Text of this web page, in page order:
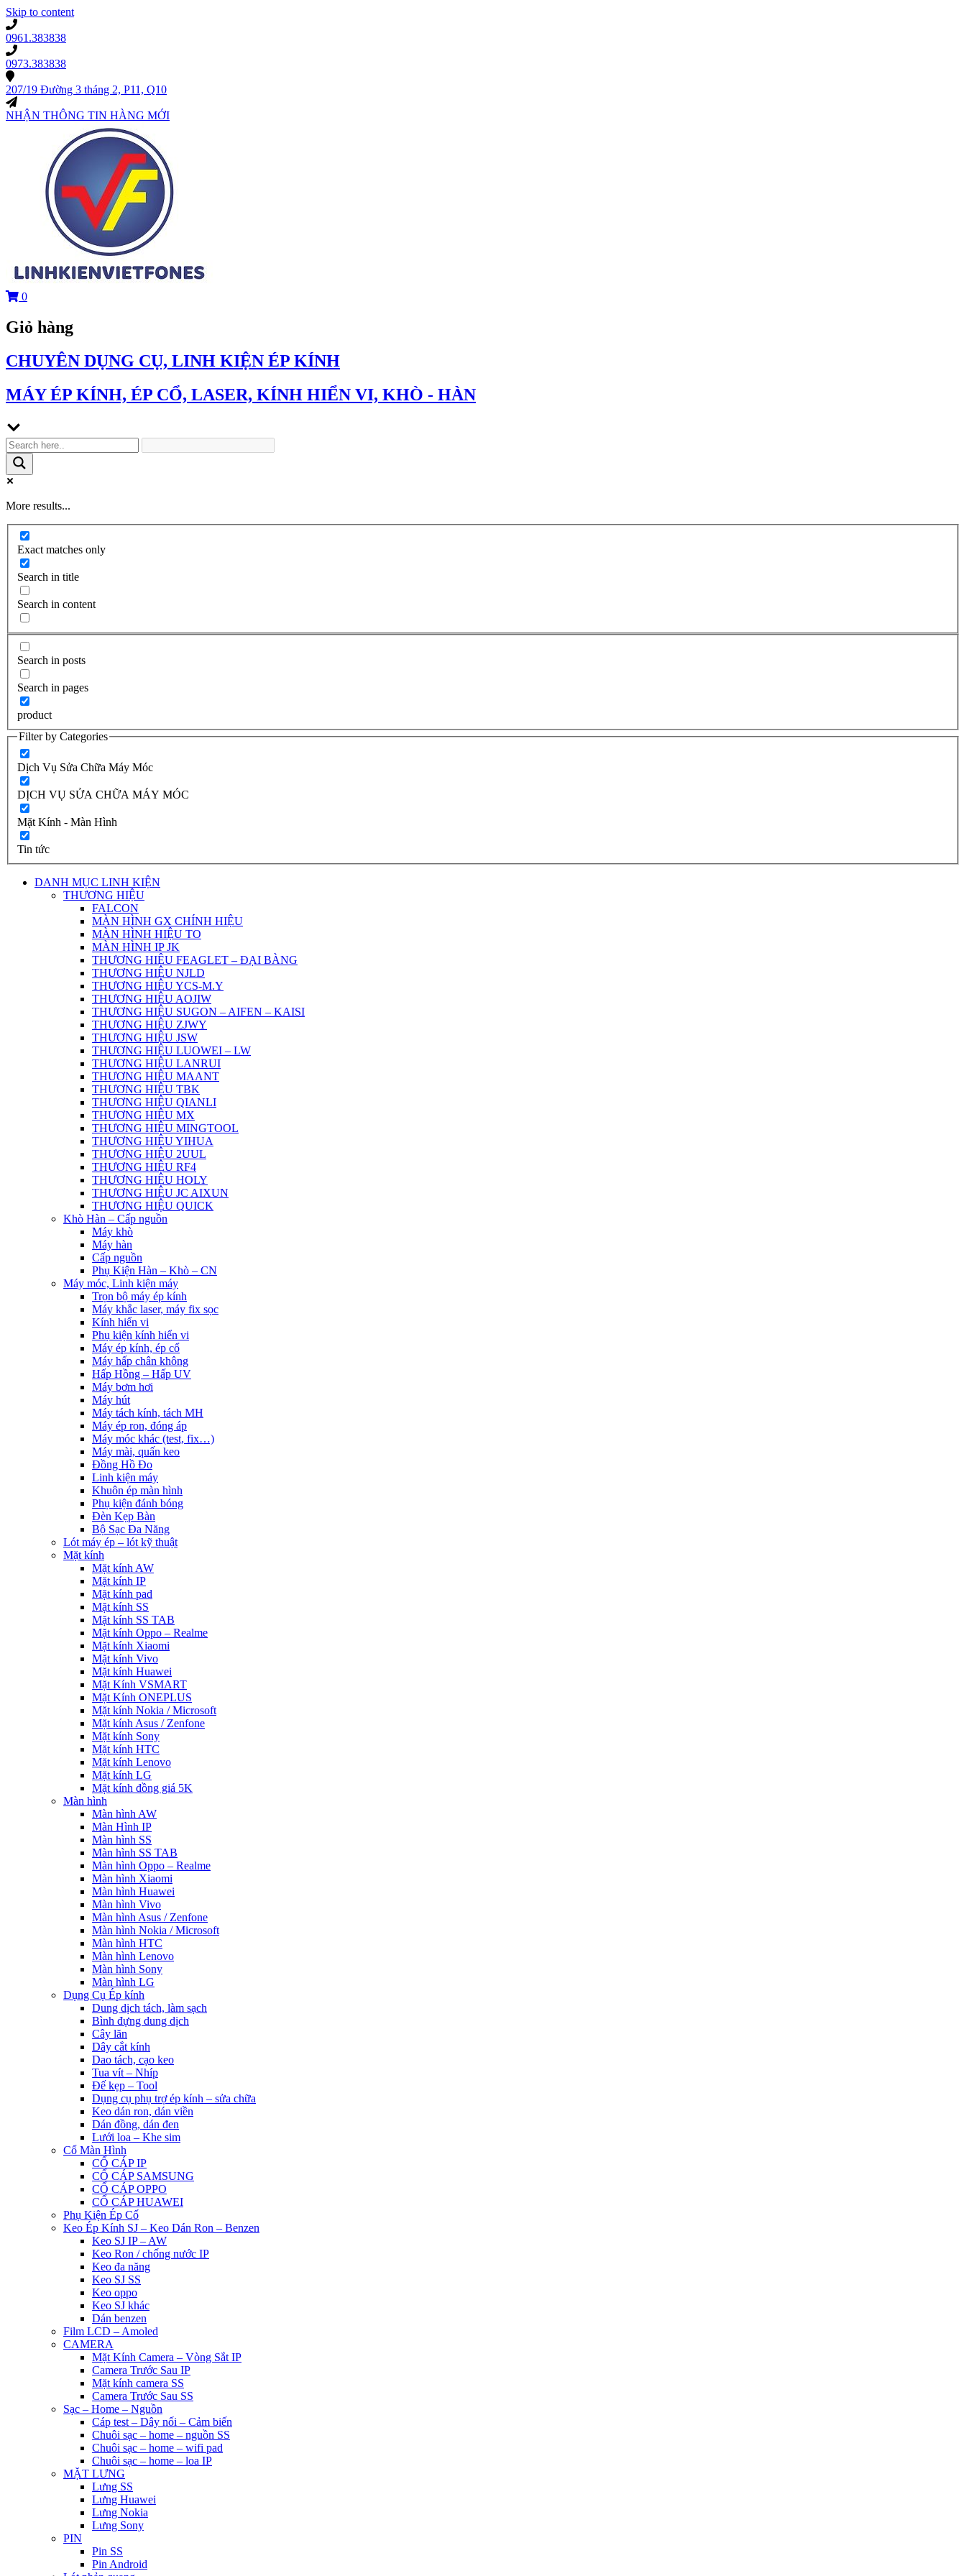
Skip to content
0961.383838
0973.383838
207/19 Đường 3 tháng 2, P11, Q10
NHẬN THÔNG TIN HÀNG MỚI
0
Giỏ hàng
CHUYÊN DỤNG CỤ, LINH KIỆN ÉP KÍNH
MÁY ÉP KÍNH, ÉP CỔ, LASER, KÍNH HIỂN VI, KHÒ - HÀN
More results...
Exact matches only
Search in title
Search in content
Search in posts
Search in pages
product
Filter by Categories
Dịch Vụ Sửa Chữa Máy Móc
DỊCH VỤ SỬA CHỮA MÁY MÓC
Mặt Kính - Màn Hình
Tin tức
DANH MỤC LINH KIỆN
THƯƠNG HIỆU
FALCON
MÀN HÌNH GX CHÍNH HIỆU
MÀN HÌNH HIỆU TO
MÀN HÌNH IP JK
THƯƠNG HIỆU FEAGLET – ĐẠI BÀNG
THƯƠNG HIỆU NJLD
THƯƠNG HIỆU YCS-M.Y
THƯƠNG HIỆU AOJIW
THƯƠNG HIỆU SUGON – AIFEN – KAISI
THƯƠNG HIỆU ZJWY
THƯƠNG HIỆU JSW
THƯƠNG HIỆU LUOWEI – LW
THƯƠNG HIỆU LANRUI
THƯƠNG HIỆU MAANT
THƯƠNG HIỆU TBK
THƯƠNG HIỆU QIANLI
THƯƠNG HIỆU MX
THƯƠNG HIỆU MINGTOOL
THƯƠNG HIỆU YIHUA
THƯƠNG HIỆU 2UUL
THƯƠNG HIỆU RF4
THƯƠNG HIỆU HOLY
THƯƠNG HIỆU JC AIXUN
THƯƠNG HIỆU QUICK
Khò Hàn – Cấp nguồn
Máy khò
Máy hàn
Cấp nguồn
Phụ Kiện Hàn – Khò – CN
Máy móc, Linh kiện máy
Trọn bộ máy ép kính
Máy khắc laser, máy fix sọc
Kính hiển vi
Phụ kiện kính hiển vi
Máy ép kính, ép cổ
Máy hấp chân không
Hấp Hồng – Hấp UV
Máy bơm hơi
Máy hút
Máy tách kính, tách MH
Máy ép ron, đóng áp
Máy móc khác (test, fix…)
Máy mài, quấn keo
Đồng Hồ Đo
Linh kiện máy
Khuôn ép màn hình
Phụ kiện đánh bóng
Đèn Kẹp Bàn
Bộ Sạc Đa Năng
Lót máy ép – lót kỹ thuật
Mặt kính
Mặt kính AW
Mặt kính IP
Mặt kính pad
Mặt kính SS
Mặt kính SS TAB
Mặt kính Oppo – Realme
Mặt kính Xiaomi
Mặt kính Vivo
Mặt kính Huawei
Mặt Kính VSMART
Mặt Kính ONEPLUS
Mặt kính Nokia / Microsoft
Mặt kính Asus / Zenfone
Mặt kính Sony
Mặt kính HTC
Mặt kính Lenovo
Mặt kính LG
Mặt kính đồng giá 5K
Màn hình
Màn hình AW
Màn Hình IP
Màn hình SS
Màn hình SS TAB
Màn hình Oppo – Realme
Màn hình Xiaomi
Màn hình Huawei
Màn hình Vivo
Màn hình Asus / Zenfone
Màn hình Nokia / Microsoft
Màn hình HTC
Màn hình Lenovo
Màn hình Sony
Màn hình LG
Dụng Cụ Ép kính
Dung dịch tách, làm sạch
Bình đựng dung dịch
Cây lăn
Dây cắt kính
Dao tách, cạo keo
Tua vít – Nhíp
Đế kẹp – Tool
Dụng cụ phụ trợ ép kính – sửa chữa
Keo dán ron, dán viền
Dán đồng, dán đen
Lưới loa – Khe sim
Cổ Màn Hình
CỔ CÁP IP
CỔ CÁP SAMSUNG
CỔ CÁP OPPO
CỔ CÁP HUAWEI
Phụ Kiện Ép Cố
Keo Ép Kính SJ – Keo Dán Ron – Benzen
Keo SJ IP – AW
Keo Ron / chống nước IP
Keo đa năng
Keo SJ SS
Keo oppo
Keo SJ khác
Dán benzen
Film LCD – Amoled
CAMERA
Mặt Kính Camera – Vòng Sắt IP
Camera Trước Sau IP
Mặt kính camera SS
Camera Trước Sau SS
Sạc – Home – Nguồn
Cáp test – Dây nối – Cảm biến
Chuôi sạc – home – nguồn SS
Chuôi sạc – home – wifi pad
Chuôi sạc – home – loa IP
MẶT LƯNG
Lưng SS
Lưng Huawei
Lưng Nokia
Lưng Sony
PIN
Pin SS
Pin Android